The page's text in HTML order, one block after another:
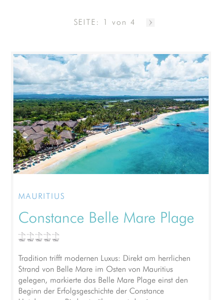
SEITE: 1 von 4
MAURITIUS
Constance Belle Mare Plage
Tradition trifft modernen Luxus: Direkt am herrlichen
Strand von Belle Mare im Osten von Mauritius
gelegen, markierte das Belle Mare Plage einst den
Beginn der Erfolgsgeschichte der Constance